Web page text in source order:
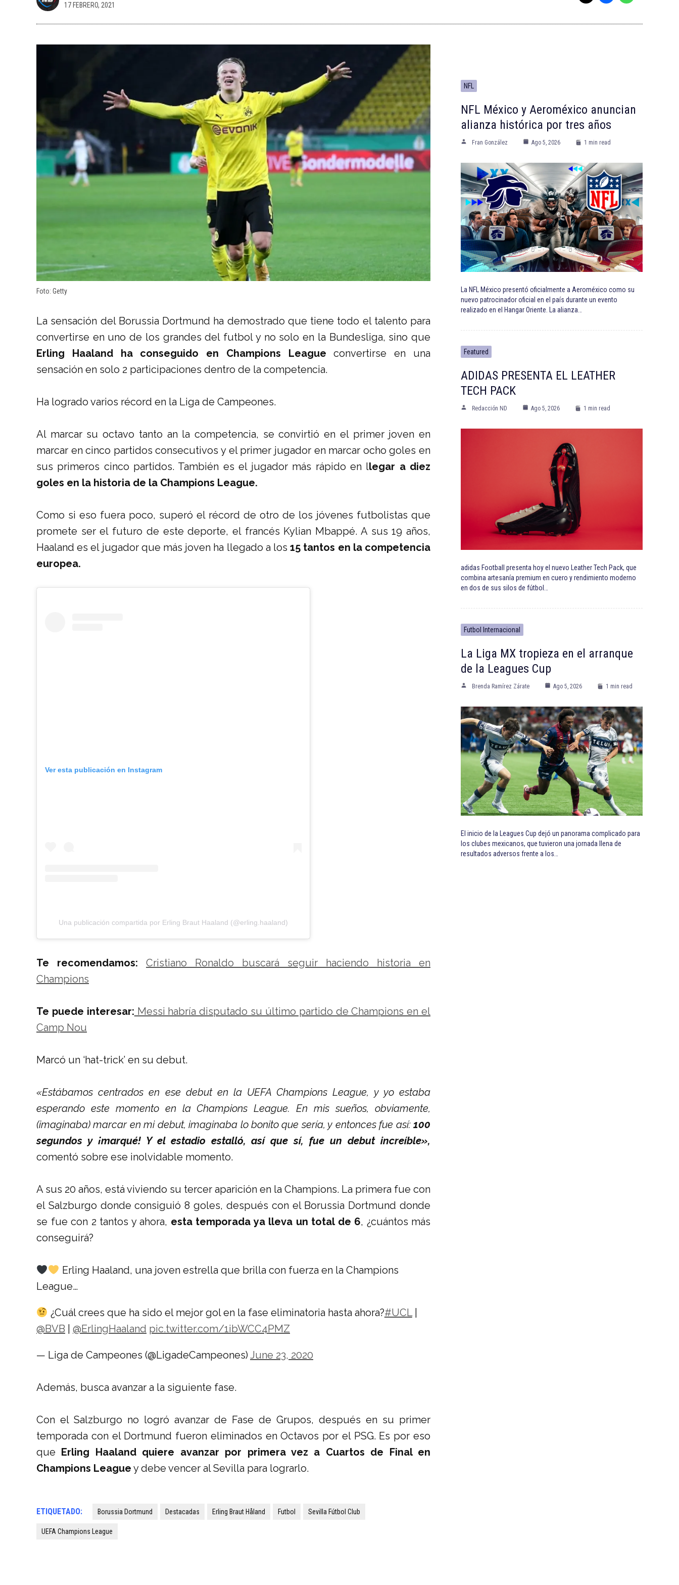
17 FEBRERO, 2021
Foto: Getty
La sensación del Borussia Dortmund ha demostrado que tiene todo el talento para
convertirse en uno de los grandes del futbol y no solo en la Bundesliga, sino que
Erling Haaland ha conseguido en Champions League convertirse en una
sensación en solo 2 participaciones dentro de la competencia.
Ha logrado varios récord en la Liga de Campeones.
Al marcar su octavo tanto an la competencia, se convirtió en el primer joven en
marcar en cinco partidos consecutivos y el primer jugador en marcar ocho goles en
sus primeros cinco partidos. También es el jugador más rápido en llegar a diez
goles en la historia de la Champions League.
Como si eso fuera poco, superó el récord de otro de los jóvenes futbolistas que
promete ser el futuro de este deporte, el francés Kylian Mbappé. A sus 19 años,
Haaland es el jugador que más joven ha llegado a los15 tantos en la competencia
europea.
Ver esta publicación en Instagram
Una publicación compartida por Erling Braut Haaland (@erling.haaland)
Te recomendamos: Cristiano Ronaldo buscará seguir haciendo historia en
Champions
Te puede interesar: Messi habría disputado su último partido de Champions en el
Camp Nou
Marcó un ‘hat-trick’ en su debut.
«Estábamos centrados en ese debut en la UEFA Champions League, y yo estaba
esperando este momento en la Champions League. En mis sueños, obviamente,
(imaginaba) marcar en mi debut, imaginaba lo bonito que sería, y entonces fue así:100
segundos y ¡marqué! Y el estadio estalló, así que sí, fue un debut increíble»,
comentó sobre ese inolvidable momento.
A sus 20 años, está viviendo su tercer aparición en la Champions. La primera fue con
el Salzburgo donde consiguió 8 goles, después con el Borussia Dortmund donde
se fue con 2 tantos y ahora, esta temporada ya lleva un total de 6, ¿cuántos más
conseguirá?
Erling Haaland, una joven estrella que brilla con fuerza en la Champions
League…
¿Cuál crees que ha sido el mejor gol en la fase eliminatoria hasta ahora?#UCL|
@BVB
@ErlingHaaland pic.twitter.com/1ibWCC4PMZ
— Liga de Campeones (@LigadeCampeones) June 23, 2020
Además, busca avanzar a la siguiente fase.
Con el Salzburgo no logró avanzar de Fase de Grupos, después en su primer
temporada con el Dortmund fueron eliminados en Octavos por el PSG. Es por eso
que Erling Haaland quiere avanzar por primera vez a Cuartos de Final en
Champions League y debe vencer al Sevilla para lograrlo.
ETIQUETADO: Borussia Dortmund Destacadas Erling Braut Håland Futbol Sevilla Fútbol Club
UEFA Champions League
NFL
NFL México y Aeroméxico anuncian
alianza histórica por tres años
Fran González Ago 5, 2026 1 min read
La NFL México presentó oficialmente a Aeroméxico como su
nuevo patrocinador oficial en el país durante un evento
realizado en el Hangar Oriente. La alianza…
Featured
ADIDAS PRESENTA EL LEATHER
TECH PACK
Redacción ND Ago 5, 2026 1 min read
adidas Football presenta hoy el nuevo Leather Tech Pack, que
combina artesanía premium en cuero y rendimiento moderno
en dos de sus silos de fútbol…
Futbol Internacional
La Liga MX tropieza en el arranque
de la Leagues Cup
Brenda Ramírez Zárate Ago 5, 2026 1 min read
El inicio de la Leagues Cup dejó un panorama complicado para
los clubes mexicanos, que tuvieron una jornada llena de
resultados adversos frente a los…